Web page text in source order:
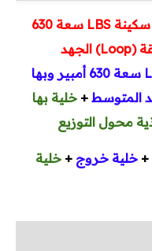
عدد (1) خلية تحوي سكينة LBS سعة 630
أمبير وبها كابل دخول قادم من حلقة (Loop) الجهد
خلية تحوي سكينة LBS سعة 630 أمبير وبها
+ خلية بها
+ خلية خروج + خلية